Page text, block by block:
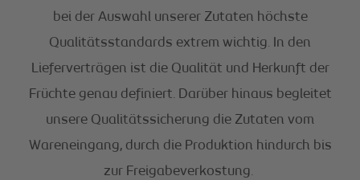
bei der Auswahl unserer Zutaten höchste
Qualitätsstandards extrem wichtig. In den
Lieferverträgen ist die Qualität und Herkunft der
Früchte genau definiert. Darüber hinaus begleitet
unsere Qualitätssicherung die Zutaten vom
Wareneingang, durch die Produktion hindurch bis
zur Freigabeverkostung.